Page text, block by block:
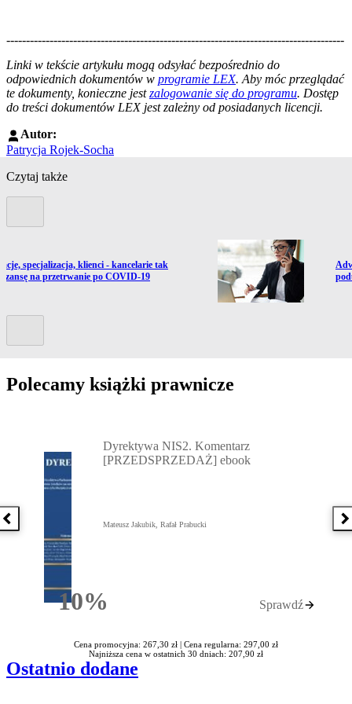
--------------------------------------------------------------------------------------
Linki w tekście artykułu mogą odsyłać bezpośrednio do
odpowiednich dokumentów w programie LEX. Aby móc przeglądać
te dokumenty, konieczne jestzalogowanie się do programu. Dostęp
do treści dokumentów LEX jest zależny od posiadanych licencji.
Autor:
Patrycja Rojek-Socha
Czytaj także
do artykułu:
specjalizacja, klienci - kancelarie tak
na przetrwanie po COVID-19
Polecamy książki prawnicze
Poprzednia książka
10%Rabatu
Dyrektywa NIS2. Komentarz
[PRZEDSPRZEDAŻ] ebook
Mateusz Jakubik, Rafał Prabucki
Sprawdź
Cena promocyjna: 267,30 zł | Cena regularna: 297,00 zł
Najniższa cena w ostatnich 30 dniach: 207,90 zł
Ostatnio dodane